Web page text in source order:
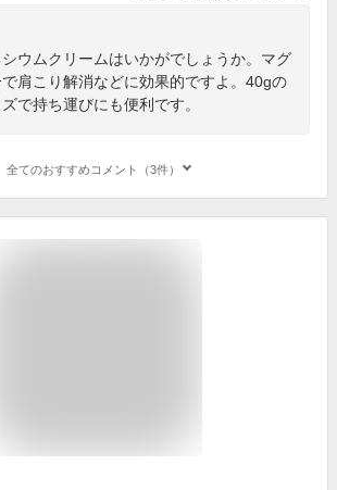
ウムクリームはいかがでしょうか。マグ
肩こり解消などに効果的ですよ。40gの
で持ち運びにも便利です。
全てのおすすめコメント（3件）